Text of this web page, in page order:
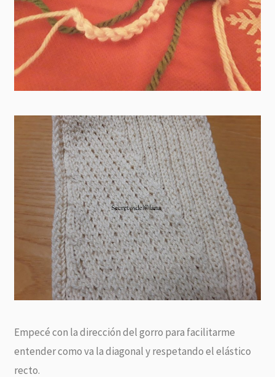
Empecé con la dirección del gorro para facilitarme
entender como va la diagonal y respetando el elástico
recto.